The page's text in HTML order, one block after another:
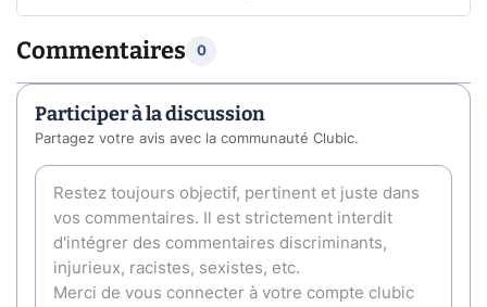
Commentaires 0
Participer à la discussion
Partagez votre avis avec la communauté Clubic.